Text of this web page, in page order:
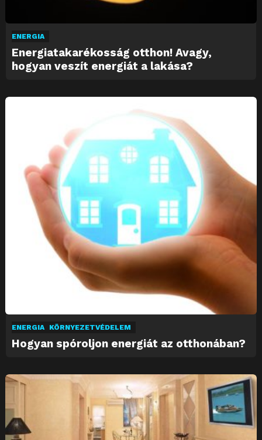
ENERGIA
Energiatakarékosság otthon! Avagy,
hogyan veszít energiát a lakása?
ENERGIA KÖRNYEZETVÉDELEM
Hogyan spóroljon energiát az otthonában?